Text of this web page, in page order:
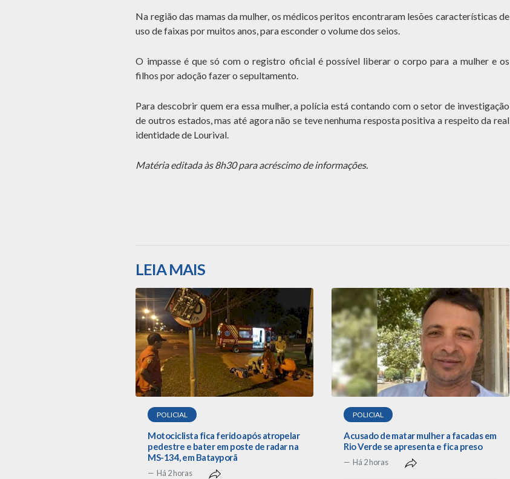
Na região das mamas da mulher, os médicos peritos encontraram lesões características de
uso de faixas por muitos anos, para esconder o volume dos seios.
O impasse é que só com o registro oficial é possível liberar o corpo para a mulher e os
filhos por adoção fazer o sepultamento.
Para descobrir quem era essa mulher, a polícia está contando com o setor de investigação
de outros estados, mas até agora não se teve nenhuma resposta positiva a respeito da real
identidade de Lourival.
Matéria editada às 8h30 para acréscimo de informações.
LEIA MAIS
POLICIAL
Motociclista fica ferido após atropelar
pedestre e bater em poste de radar na
MS-134, em Batayporã
Há 2 horas
POLICIAL
Acusado de matar mulher a facadas em
Rio Verde se apresenta e fica preso
Há 2 horas